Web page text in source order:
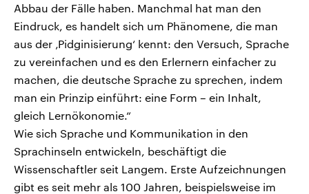
Abbau der Fälle haben. Manchmal hat man den
Eindruck, es handelt sich um Phänomene, die man
aus der ‚Pidginisierung‘ kennt: den Versuch, Sprache
zu vereinfachen und es den Erlernern einfacher zu
machen, die deutsche Sprache zu sprechen, indem
man ein Prinzip einführt: eine Form – ein Inhalt,
gleich Lernökonomie.“
Wie sich Sprache und Kommunikation in den
Sprachinseln entwickeln, beschäftigt die
Wissenschaftler seit Langem. Erste Aufzeichnungen
gibt es seit mehr als 100 Jahren, beispielsweise im